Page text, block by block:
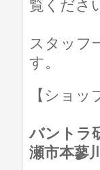
覧くださ
スタッフ
す。
【ショ
バントラ
瀬市本蓼川